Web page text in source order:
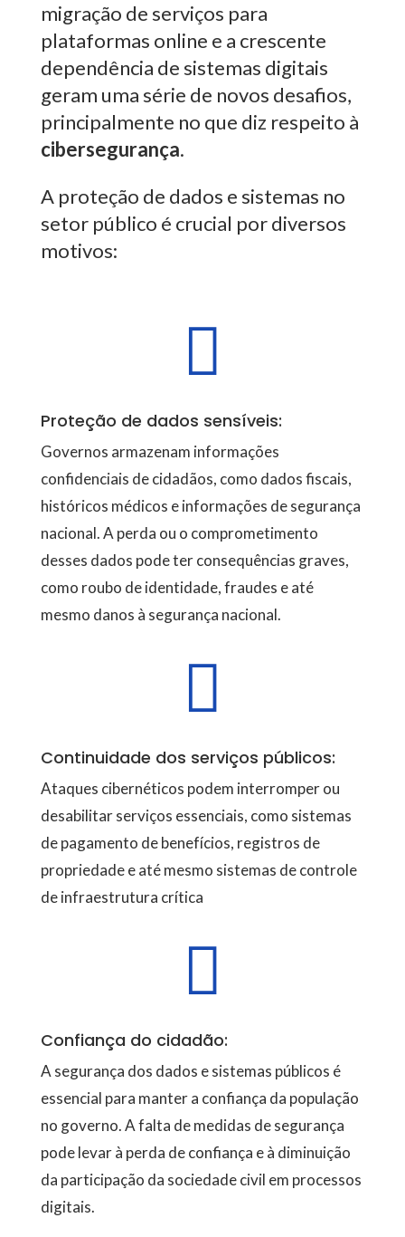
migração de serviços para
plataformas online e a crescente
dependência de sistemas digitais
geram uma série de novos desafios,
principalmente no que diz respeito à
cibersegurança.
A proteção de dados e sistemas no
setor público é crucial por diversos
motivos:

Proteção de dados sensíveis:
Governos armazenam informações
confidenciais de cidadãos, como dados fiscais,
históricos médicos e informações de segurança
nacional. A perda ou o comprometimento
desses dados pode ter consequências graves,
como roubo de identidade, fraudes e até
mesmo danos à segurança nacional.

Continuidade dos serviços públicos:
Ataques cibernéticos podem interromper ou
desabilitar serviços essenciais, como sistemas
de pagamento de benefícios, registros de
propriedade e até mesmo sistemas de controle
de infraestrutura crítica

Confiança do cidadão:
A segurança dos dados e sistemas públicos é
essencial para manter a confiança da população
no governo. A falta de medidas de segurança
pode levar à perda de confiança e à diminuição
da participação da sociedade civil em processos
digitais.